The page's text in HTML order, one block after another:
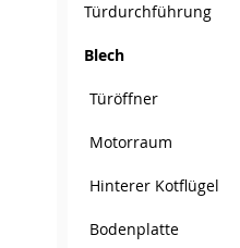
ZUR
WUNSCHLISTE
ZUR
In den Warenkorb
ZUR
In den Warenkorb
ZUR
In den Warenkorb
ZUR
Türdurchführung
Blech
Türöffner
Motorraum
Hinterer Kotflügel
Bodenplatte